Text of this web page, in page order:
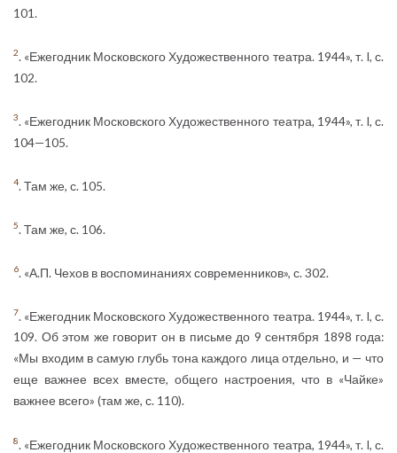
101.
2. «Ежегодник Московского Художественного театра. 1944», т. I, с.
102.
3. «Ежегодник Московского Художественного театра, 1944», т. I, с.
104—105.
4. Там же, с. 105.
5. Там же, с. 106.
6. «А.П. Чехов в воспоминаниях современников», с. 302.
7. «Ежегодник Московского Художественного театра. 1944», т. I, с.
109. Об этом же говорит он в письме до 9 сентября 1898 года:
«Мы входим в самую глубь тона каждого лица отдельно, и — что
еще важнее всех вместе, общего настроения, что в «Чайке»
важнее всего» (там же, с. 110).
8
. «Ежегодник Московского Художественного театра, 1944», т. I, с.